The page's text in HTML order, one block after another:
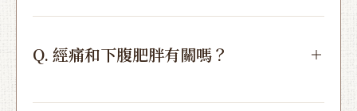
Q. 經痛和下腹肥胖有關嗎？